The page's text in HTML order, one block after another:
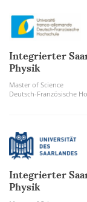
Integrierter
Physik
Master of Science
Deutsch-Französische
Integrierter
Physik